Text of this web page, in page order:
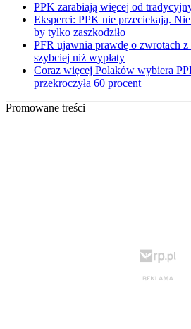
PPK zarabiają więcej od
Eksperci: PPK nie przeciekają.
by tylko zaszkodziło
PFR ujawnia prawdę o zwrotach
szybciej niż wypłaty
Coraz więcej Polaków wybiera
przekroczyła 60 procent
Promowane treści